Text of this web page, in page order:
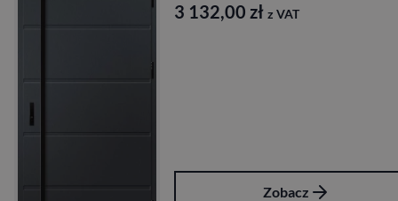
3 132,00 zł z VAT
Zobacz